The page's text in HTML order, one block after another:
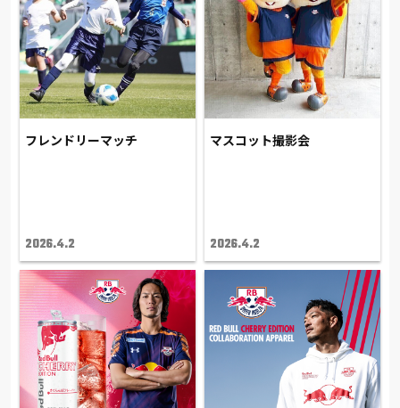
フレンドリーマッチ
2026.4.2
マスコット撮影会
2026.4.2